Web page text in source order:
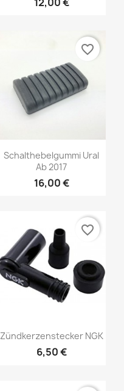
Schalthebelgummi Ural
Ab 2017
16,00 €
favorite_border
Zündkerzenstecker NGK
6,50 €
favorite_border